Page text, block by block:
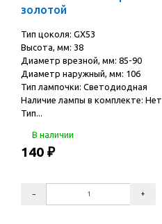
золотой
Тип цоколя: GX53
Высота, мм: 38
Диаметр врезной, мм: 85-90
Диаметр наружный, мм: 106
Тип лампочки: Светодиодная
Наличие лампы в комплекте: Нет
Тип...
В наличии
140 ₽